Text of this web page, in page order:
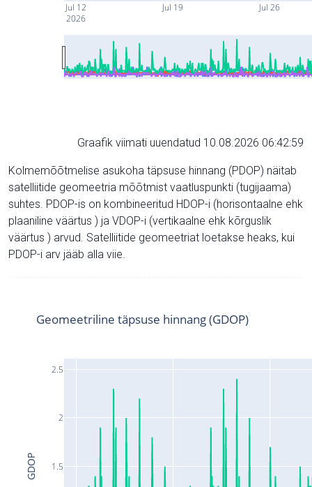
Jul 12
2026
Jul 19 Jul 26
Graafik viimati uuendatud 10.08.2026 06:42:59
Kolmemõõtmelise asukoha täpsuse hinnang (PDOP) näitab
satelliitide geomeetria mõõtmist vaatluspunkti (tugijaama)
suhtes. PDOP-is on kombineeritud HDOP-i (horisontaalne ehk
plaaniline väärtus ) ja VDOP-i (vertikaalne ehk kõrguslik
väärtus ) arvud. Satelliitide geomeetriat loetakse heaks, kui
PDOP-i arv jääb alla viie.
1.5
2
2.5
Geomeetriline täpsuse hinnang (GDOP)
GDOP